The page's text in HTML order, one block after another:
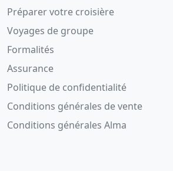
Préparer votre croisière
Voyages de groupe
Formalités
Assurance
Politique de confidentialité
Conditions générales de vente
Conditions générales Alma